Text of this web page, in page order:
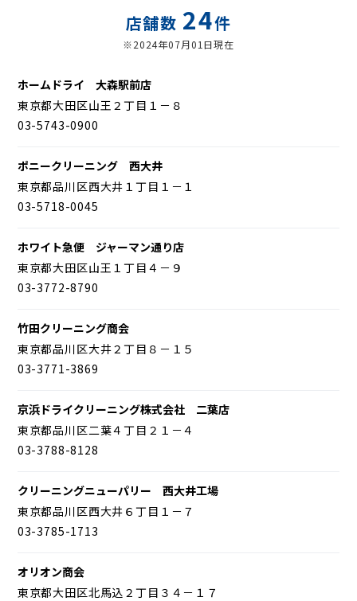
店舗数 24件
※2024年07月01日現在
ホームドライ 大森駅前店
東京都大田区山王２丁目１－８
03-5743-0900
ポニークリーニング 西大井
東京都品川区西大井１丁目１－１
03-5718-0045
ホワイト急便 ジャーマン通り店
東京都大田区山王１丁目４－９
03-3772-8790
竹田クリーニング商会
東京都品川区大井２丁目８－１５
03-3771-3869
京浜ドライクリーニング株式会社 二葉店
東京都品川区二葉４丁目２１－４
03-3788-8128
クリーニングニューパリー 西大井工場
東京都品川区西大井６丁目１－７
03-3785-1713
オリオン商会
東京都大田区北馬込２丁目３４－１７